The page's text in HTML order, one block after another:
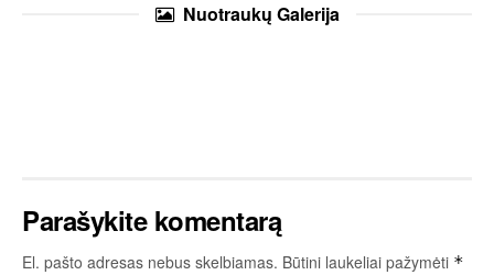
Nuotraukų Galerija
Parašykite komentarą
El. pašto adresas nebus skelbiamas. Būtini laukeliai pažymėti *